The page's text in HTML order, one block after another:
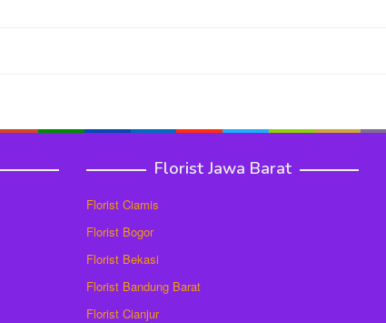
Florist Jawa Barat
Florist Ciamis
Florist Bogor
Florist Bekasi
Florist Bandung Barat
Florist Cianjur